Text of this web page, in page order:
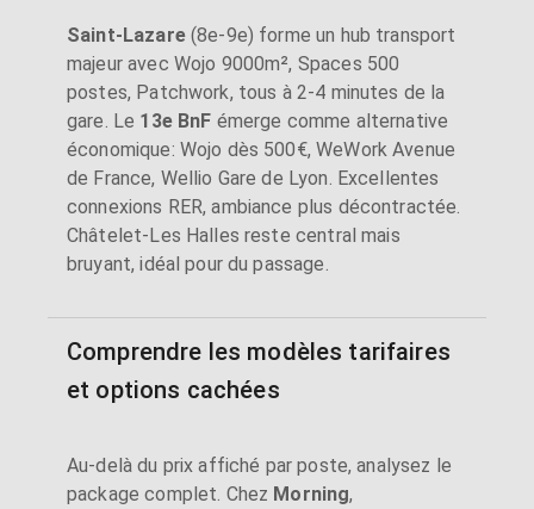
Saint-Lazare(8e-9e) forme un hub transport
majeur avec Wojo 9000m², Spaces 500
postes, Patchwork, tous à 2-4 minutes de la
gare. Le 13e BnF émerge comme alternative
économique: Wojo dès 500€, WeWork Avenue
de France, Wellio Gare de Lyon. Excellentes
connexions RER, ambiance plus décontractée.
Châtelet-Les Halles reste central mais
bruyant, idéal pour du passage.
Comprendre les modèles tarifaires
et options cachées
Au-delà du prix affiché par poste, analysez le
package complet. Chez Morning,